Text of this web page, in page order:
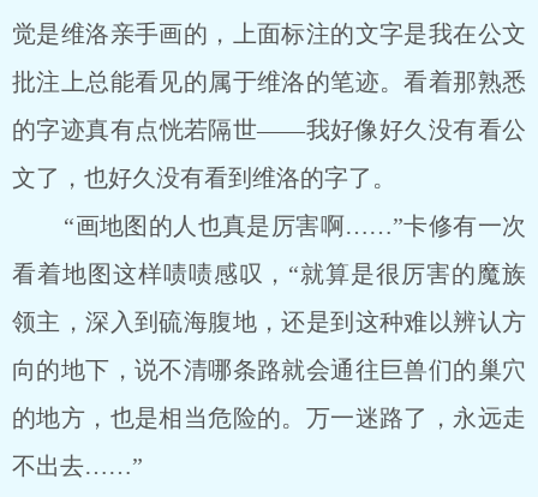
觉是维洛亲手画的，上面标注的文字是我在公文
批注上总能看见的属于维洛的笔迹。看着那熟悉
的字迹真有点恍若隔世——我好像好久没有看公
文了，也好久没有看到维洛的字了。
“画地图的人也真是厉害啊……”卡修有一次
看着地图这样啧啧感叹，“就算是很厉害的魔族
领主，深入到硫海腹地，还是到这种难以辨认方
向的地下，说不清哪条路就会通往巨兽们的巢穴
的地方，也是相当危险的。万一迷路了，永远走
不出去……”